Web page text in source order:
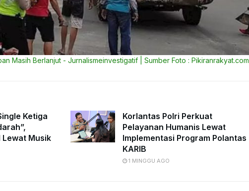
Masih Berlanjut - Jurnalismeinvestigatif | Sumber Foto : Pikiranrakyat.com
Ketiga
Musik
Korlantas Polri Perkuat
Pelayanan Humanis Lewat
Implementasi Program Polantas
KARIB
1 MINGGU AGO